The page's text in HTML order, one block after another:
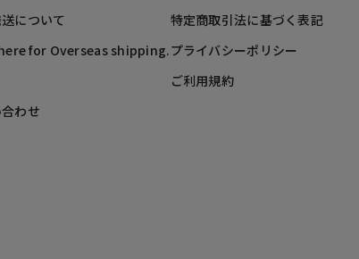
について
for Overseas shipping.
わせ
特定商取引法に基づく表記
プライバシーポリシー
ご利用規約